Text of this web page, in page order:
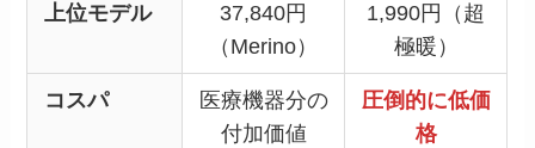
上位モデル
37,840円
（Merino）
1,990円（超
極暖）
コスパ
医療機器分の
付加価値
圧倒的に低価
格